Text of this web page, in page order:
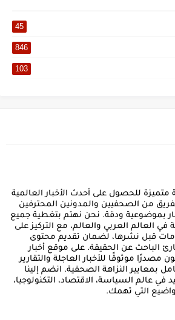
45
846
103
للحصول على أحدث الأخبار العالمية
من الصحفيين والمدونين المحترفين
بموضوعية ودقة. نحن نهتم بتغطية جميع
في العالم العربي والعالم، مع التركيز على
قبل نشرها، لضمان تقديم محتوى
الباحث عن الحقيقة. على موقع أخبار
مصدرًا موثوقًا للأخبار العاجلة والتقارير
بمعايير النزاهة الصحفية. انضم إلينا
في عالم السياسة، الاقتصاد، التكنولوجيا،
التي تهمك.